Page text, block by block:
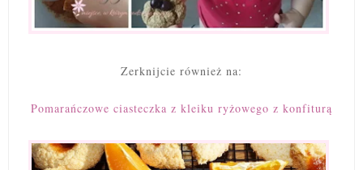
Zerknijcie również na:
Pomarańczowe ciasteczka z kleiku ryżowego z konfiturą